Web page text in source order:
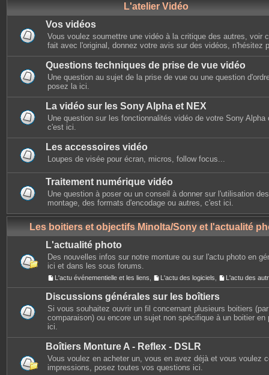
L'atelier Vidéo
Vos vidéos
Vous voulez soumettre une vidéo à la critique des autres, voir
fait avec l'original, donnez votre avis sur des vidéos, n'hésitez
Questions techniques de prise de vue vidéo
Une question au sujet de la prise de vue ou une question
posez la ici.
La vidéo sur les Sony Alpha et NEX
Une question sur les fonctionnalités vidéo de votre Sony Alpha
c'est ici.
Les accessoires vidéo
Loupes de visée pour écran, micros, follow focus...
Traitement numérique vidéo
Une question à poser ou un conseil à donner sur l'utilisation
montage, des formats d'encodage ou autres, c'est ici.
Les boitiers et objectifs Minolta/Sony et l'actualité
L'actualité photo
Des nouvelles infos sur notre monture ou sur l'actu photo en
ici et dans les sous forums.
L'actu événementielle et les liens L'actu des logiciels L'actu des
Discussions générales sur les boîtiers
Si vous souhaitez ouvrir un fil concernant plusieurs boitiers
comparaison) ou encore un sujet non spécifique à un boitier en
ici.
Boîtiers Monture A - Reflex - DSLR
Vous voulez en acheter un, vous en avez déjà et vous voulez
impressions, posez toutes vos questions ici.